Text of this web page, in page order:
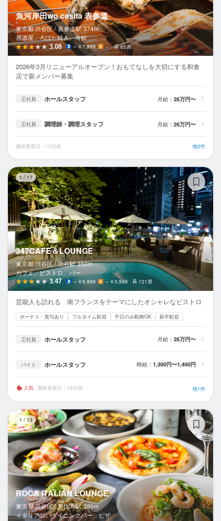
魚河岸田wo casita 表参道
東京都 渋谷区 / 表参道駅 374m
居酒屋、ろばた焼き、海鮮
3.08 ～￥7,999 － 65席
2026年3月リニューアルオープン！おもてなしを大切にする和食
店で新メンバー募集
正社員 ホールスタッフ 月給： 26万円〜
正社員 調理師・調理スタッフ 月給： 26万円〜
最終更新日：15日前 他2件
1 / 17
347CAFE＆LOUNGE
東京都 渋谷区 / 渋谷駅 350m
カフェ、ビストロ、バー
3.47 ～￥5,999 ～￥3,999 121席
芸能人も訪れる 南フランスをテーマにしたオシャレなビストロ
ボーナス・賞与あり フルタイム歓迎 平日のみ勤務OK 新卒歓迎
正社員 ホールスタッフ 月給： 26万円〜
バイト ホールスタッフ 時給： 1,300円〜1,400円
人気 最終更新日：16日前 他1件
1 / 13
ROCA ITALIAN LOUNGE
東京都 渋谷区 / 恵比寿駅 386m
イタリアン、ダイニングバー、ピザ